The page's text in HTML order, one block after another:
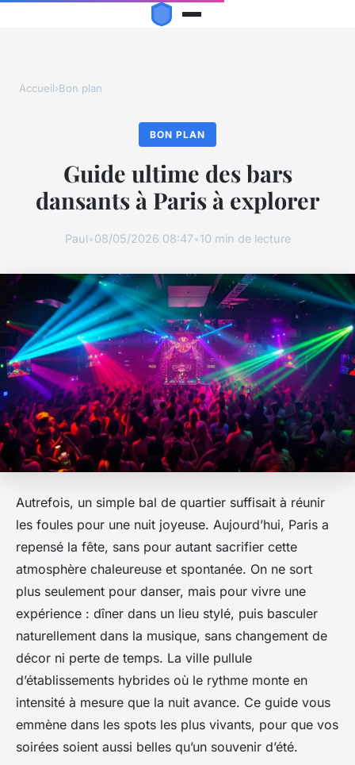
Accueil›Bon plan
BON PLAN
Guide ultime des bars
dansants à Paris à explorer
Paul•08/05/2026 08:47•10 min de lecture
Autrefois, un simple bal de quartier suffisait à réunir
les foules pour une nuit joyeuse. Aujourd’hui, Paris a
repensé la fête, sans pour autant sacrifier cette
atmosphère chaleureuse et spontanée. On ne sort
plus seulement pour danser, mais pour vivre une
expérience : dîner dans un lieu stylé, puis basculer
naturellement dans la musique, sans changement de
décor ni perte de temps. La ville pullule
d’établissements hybrides où le rythme monte en
intensité à mesure que la nuit avance. Ce guide vous
emmène dans les spots les plus vivants, pour que vos
soirées soient aussi belles qu’un souvenir d’été.